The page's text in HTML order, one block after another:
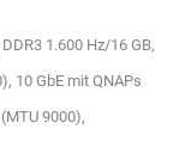
1.600 Hz/16 GB,
10 GbE mit QNAPs
9000),